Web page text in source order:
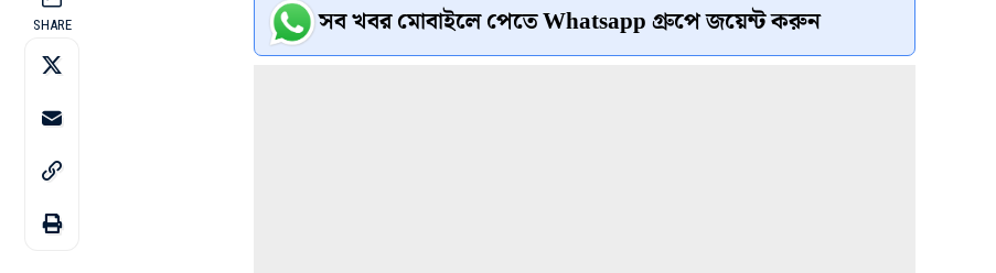
SHARE সব খবর মোবাইলে পেতে Whatsapp গ্রুপে জয়েন্ট করুন